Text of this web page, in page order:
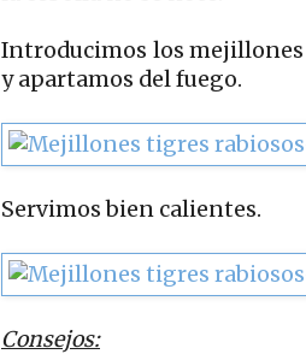
Introducimos los mejillones
y apartamos del fuego.
Servimos bien calientes.
Consejos: